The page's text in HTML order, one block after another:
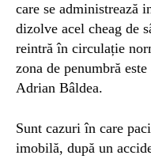
care se administrează
dizolve acel cheag de
reintră în circulație
zona de penumbră
Adrian Bâldea.
Sunt cazuri în care
imobilă, după un